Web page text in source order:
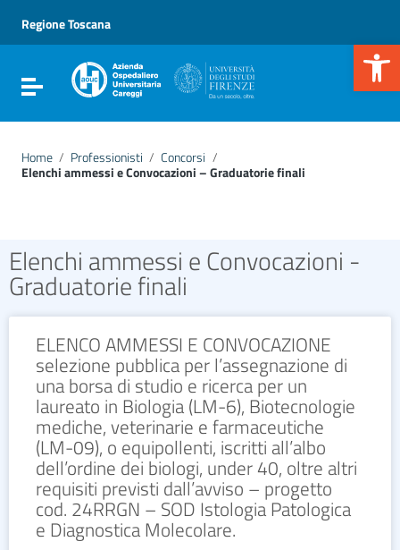
Vai al menu di navigazione
Vai al footer
Regione Toscana
Attiva / disattiva la navigazione
Home / Professionisti / Concorsi /
Elenchi ammessi e Convocazioni – Graduatorie finali
Elenchi ammessi e Convocazioni -
Graduatorie finali
ELENCO AMMESSI E CONVOCAZIONE
selezione pubblica per l’assegnazione di
una borsa di studio e ricerca per un
laureato in Biologia (LM-6), Biotecnologie
mediche, veterinarie e farmaceutiche
(LM-09), o equipollenti, iscritti all’albo
dell’ordine dei biologi, under 40, oltre altri
requisiti previsti dall’avviso – progetto
cod. 24RRGN – SOD Istologia Patologica
e Diagnostica Molecolare.